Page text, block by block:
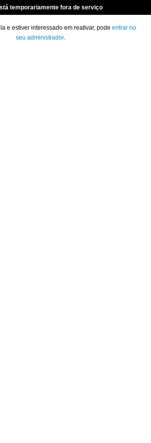
temporariamente fora de serviço
e estiver interessado em reativar, pode entrar no
seu administrador.